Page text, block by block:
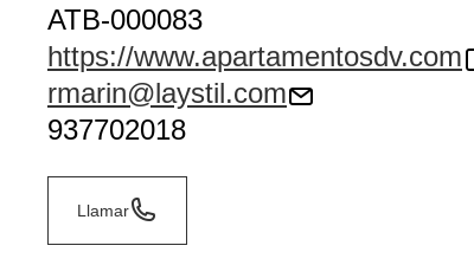
ATB-000083
https://www.apartamentosdv.com
rmarin@laystil.com
937702018
Llamar